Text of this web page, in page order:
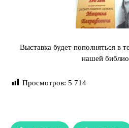
Выставка будет пополняться в
нашей
Просмотров: 5 714